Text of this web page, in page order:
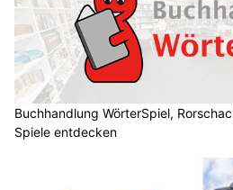
Buchhandlung WörterSpiel,
Spiele entdecken